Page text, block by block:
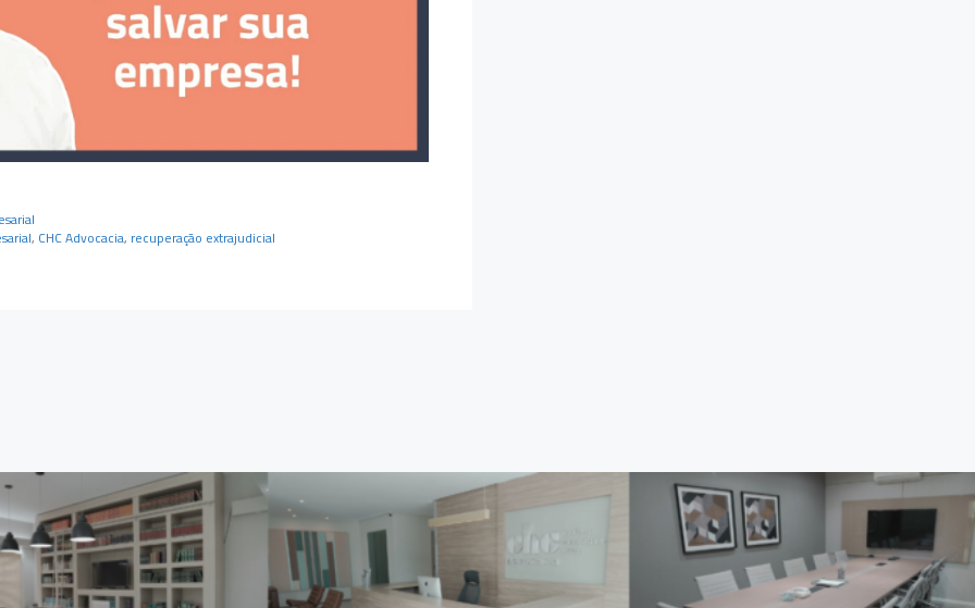
, CHC Advocacia, recuperação extrajudicial